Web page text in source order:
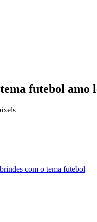
futebol amo
com o tema futebol